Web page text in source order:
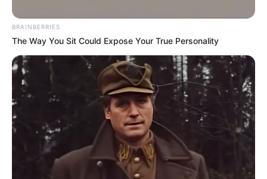
FESTIVAL FOLCLÓRICO COLOMBIANO
Ibagué se vistió de folclor: más de
30.000 personas reactivaron la
economía local en San Juan
DESFILE
BRAINBERRIES
The Way You Sit Could Expose Your True Personality